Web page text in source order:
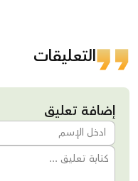
التعليقات
إضافة تعليق